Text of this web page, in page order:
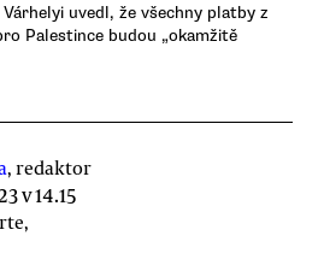
uvedl, že všechny platby z
Palestince budou „okamžitě
, redaktor
v 14.15